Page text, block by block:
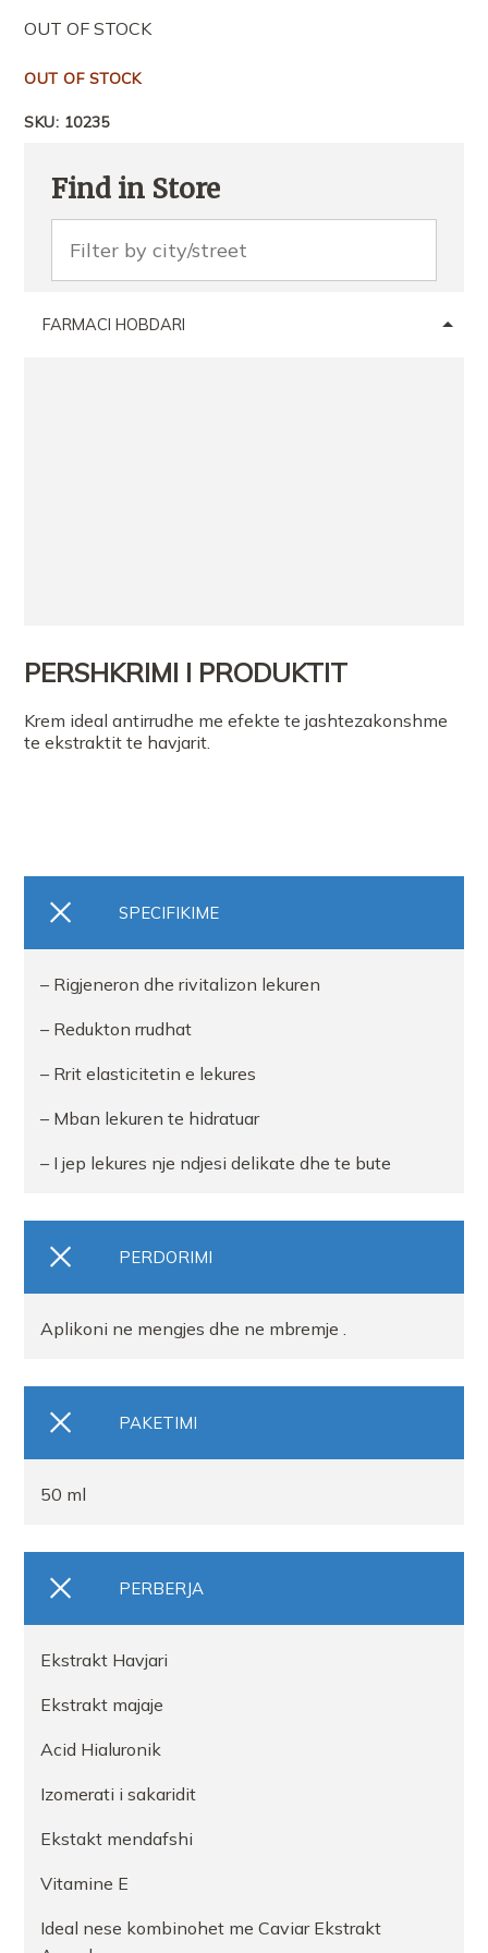
OUT OF STOCK
OUT OF STOCK
SKU: 10235
Find in Store
FARMACI HOBDARI
PERSHKRIMI I PRODUKTIT
Krem ideal antirrudhe me efekte te jashtezakonshme
te ekstraktit te havjarit.
SPECIFIKIME
– Rigjeneron dhe rivitalizon lekuren
– Redukton rrudhat
– Rrit elasticitetin e lekures
– Mban lekuren te hidratuar
– I jep lekures nje ndjesi delikate dhe te bute
PERDORIMI
Aplikoni ne mengjes dhe ne mbremje .
PAKETIMI
50 ml
PERBERJA
Ekstrakt Havjari
Ekstrakt majaje
Acid Hialuronik
Izomerati i sakaridit
Ekstakt mendafshi
Vitamine E
Ideal nese kombinohet me Caviar Ekstrakt